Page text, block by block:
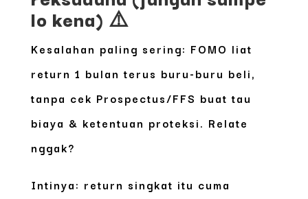
lo kena) ⚠️
Kesalahan paling sering: FOMO liat
return 1 bulan terus buru-buru beli,
tanpa cek Prospectus/FFS buat tau
biaya & ketentuan proteksi. Relate
nggak?
Intinya: return singkat itu cuma